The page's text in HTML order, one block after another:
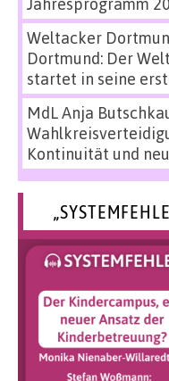
Weltacker
Dortmund: Der
startet in seine
MdL Anja
Kontinuität und